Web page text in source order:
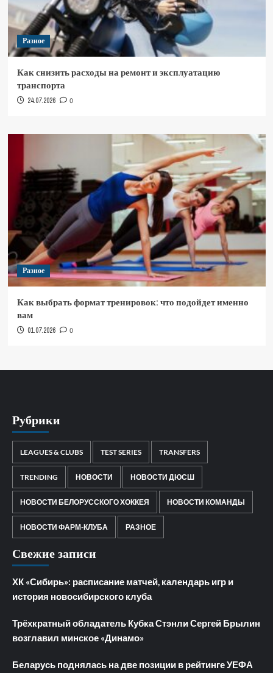
Разное
Как снизить расходы на ремонт и эксплуатацию
транспорта
24.07.2026 0
Разное
Как выбрать формат тренировок: что подойдет именно
вам
01.07.2026 0
Рубрики
LEAGUES & CLUBS TEST SERIES TRANSFERS
TRENDING НОВОСТИ НОВОСТИ ДЮСШ
НОВОСТИ БЕЛОРУССКОГО ХОККЕЯ НОВОСТИ КОМАНДЫ
НОВОСТИ ФАРМ-КЛУБА РАЗНОЕ
Свежие записи
ХК «Сибирь»: расписание матчей, календарь игр и
история новосибирского клуба
Трёхкратный обладатель Кубка Стэнли Сергей Брылин
возглавил минское «Динамо»
Беларусь поднялась на две позиции в рейтинге УЕФА